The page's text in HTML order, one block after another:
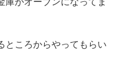
ところからやってもらい